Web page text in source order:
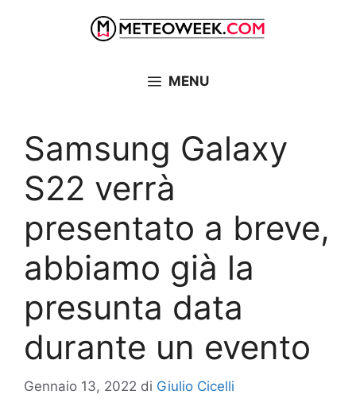
MENU
Samsung Galaxy
S22 verrà
presentato a breve,
abbiamo già la
presunta data
durante un evento
Gennaio 13, 2022 di Giulio Cicelli